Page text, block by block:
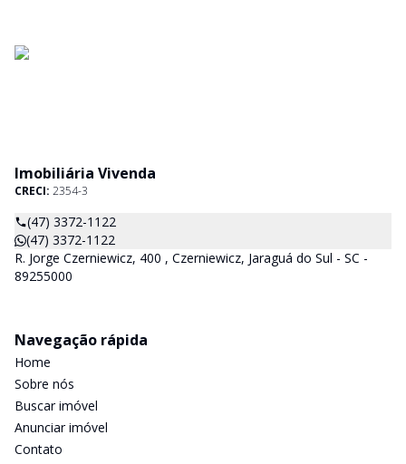
Imobiliária Vivenda
CRECI: 2354-3
(47) 3372-1122
(47) 3372-1122
R. Jorge Czerniewicz, 400 , Czerniewicz, Jaraguá do Sul - SC -
89255000
Navegação rápida
Home
Sobre nós
Buscar imóvel
Anunciar imóvel
Contato